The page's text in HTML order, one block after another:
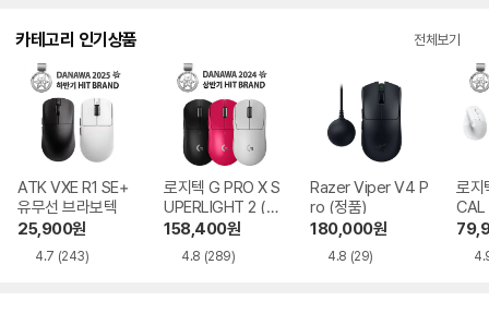
카테고리 인기상품 전체보기
ATK VXE R1 SE+
유무선 브라보텍
25,900원
4.7 (243)
로지텍 G PRO X S
UPERLIGHT 2 (정
품)
158,400원
4.8 (289)
Razer Viper V4 P
ro (정품)
180,000원
4.8 (29)
로지
CAL